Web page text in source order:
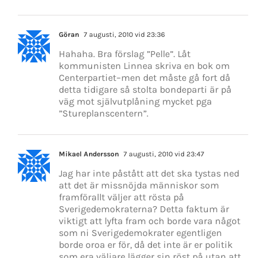
Göran 7 augusti, 2010 vid 23:36
Hahaha. Bra förslag ”Pelle”. Låt
kommunisten Linnea skriva en bok om
Centerpartiet–men det måste gå fort då
detta tidigare så stolta bondeparti är på
väg mot självutplåning mycket pga
”Stureplanscentern”.
Mikael Andersson 7 augusti, 2010 vid 23:47
Jag har inte påstått att det ska tystas ned
att det är missnöjda människor som
framförallt väljer att rösta på
Sverigedemokraterna? Detta faktum är
viktigt att lyfta fram och borde vara något
som ni Sverigedemokrater egentligen
borde oroa er för, då det inte är er politik